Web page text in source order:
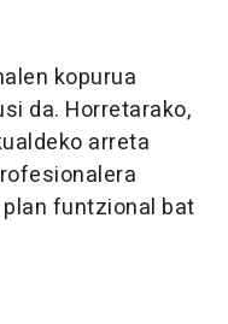
kopurua
da. Horretarako,
arreta
funtzional bat